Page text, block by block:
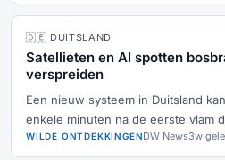
🇩🇪 DUITSLAND
Satellieten en AI spotten
verspreiden
Een nieuw systeem in Duitsland
enkele minuten na de eerste vlam
WILDE ONTDEKKINGENDW News3w